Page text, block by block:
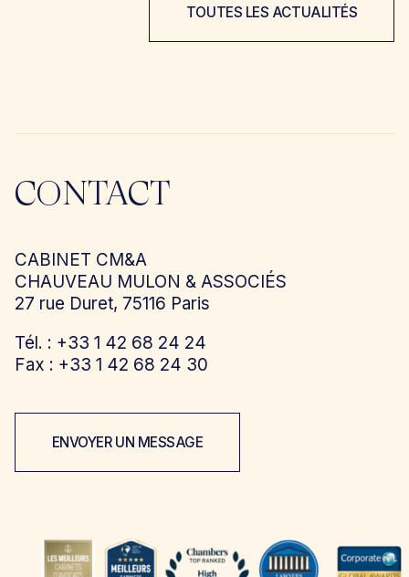
TOUTES LES ACTUALITÉS
CONTACT
CABINET CM&A
CHAUVEAU MULON & ASSOCIÉS
27 rue Duret, 75116 Paris
Tél. : +33 1 42 68 24 24
Fax : +33 1 42 68 24 30
ENVOYER UN MESSAGE